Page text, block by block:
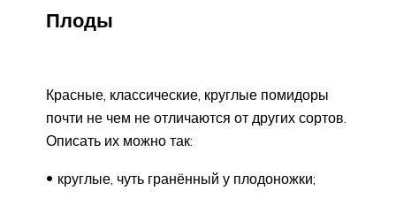
Плоды
Красные, классические, круглые помидоры
почти не чем не отличаются от других сортов.
Описать их можно так:
круглые, чуть гранённый у плодоножки;